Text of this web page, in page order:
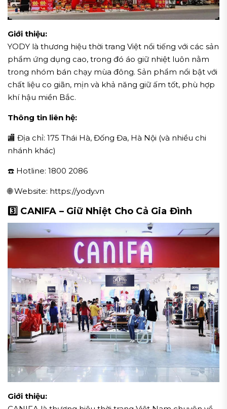
Giới thiệu:
YODY là thương hiệu thời trang Việt nổi tiếng với các sản
phẩm ứng dụng cao, trong đó áo giữ nhiệt luôn nằm
trong nhóm bán chạy mùa đông. Sản phẩm nổi bật với
chất liệu co giãn, mịn và khả năng giữ ấm tốt, phù hợp
khí hậu miền Bắc.
Thông tin liên hệ:
🏬 Địa chỉ: 175 Thái Hà, Đống Đa, Hà Nội (và nhiều chi
nhánh khác)
☎️ Hotline: 1800 2086
🌐 Website: https://yody.vn
3️⃣ CANIFA – Giữ Nhiệt Cho Cả Gia Đình
Giới thiệu: